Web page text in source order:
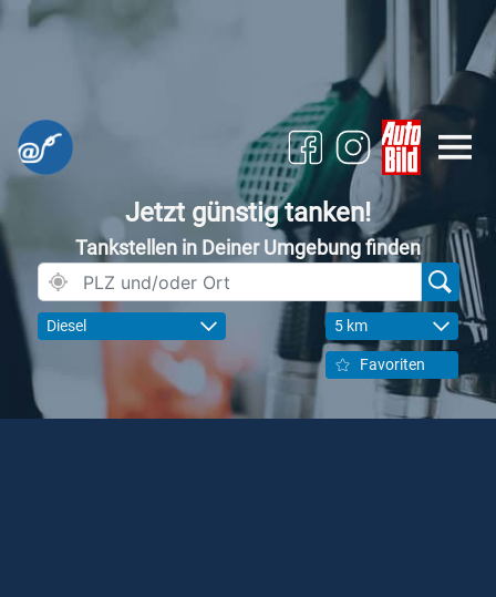
Jetzt günstig tanken!
Tankstellen in Deiner Umgebung finden
Diesel 5 km
Favoriten